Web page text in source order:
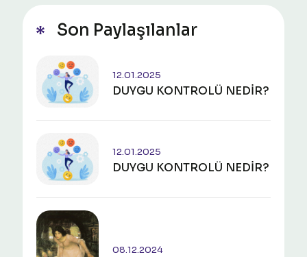
Son Paylaşılanlar
12.01.2025
DUYGU KONTROLÜ NEDİR?
12.01.2025
DUYGU KONTROLÜ NEDİR?
08.12.2024